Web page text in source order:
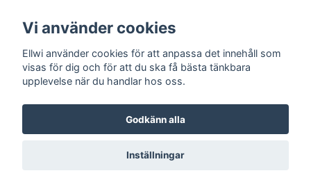
Bröstcancer Prostatacancer Lagningslappar
© Copyright 2026 Ellwi
Vi använder cookies
Ellwi använder cookies för att anpassa det innehåll som
visas för dig och för att du ska få bästa tänkbara
upplevelse när du handlar hos oss.
Godkänn alla
Inställningar